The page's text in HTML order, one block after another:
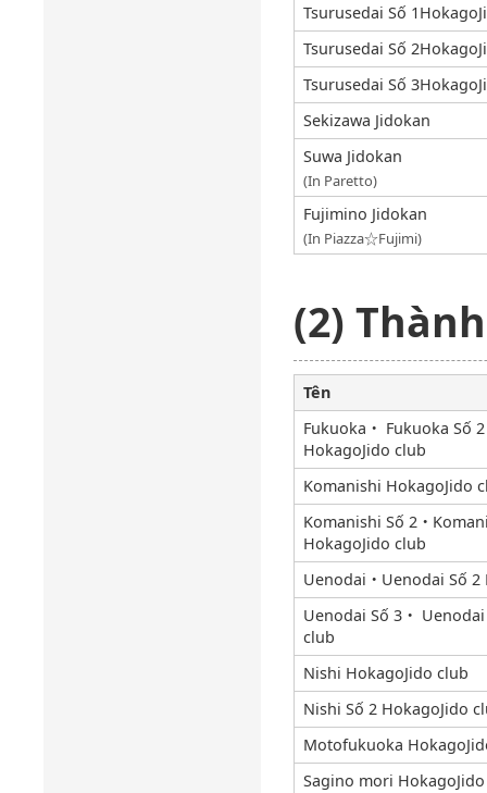
Tsurusedai Số
Tsurusedai Số
Tsurusedai Số
Sekizawa Jidokan
Suwa Jidokan
(In Paretto)
Fujimino Jidokan
(In Piazza☆Fujimi)
(2)
Tên
Fukuoka・ Fukuoka Số
HokagoJido club
Komanishi HokagoJido
Komanishi Số 2・
HokagoJido club
Uenodai・Uenodai Số
Uenodai Số 3・
club
Nishi HokagoJido club
Nishi Số 2 HokagoJido
Motofukuoka
Sagino mori